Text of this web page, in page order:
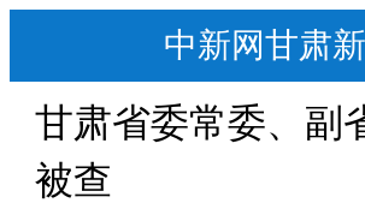
中新网甘肃
甘肃省委常委、副
被查